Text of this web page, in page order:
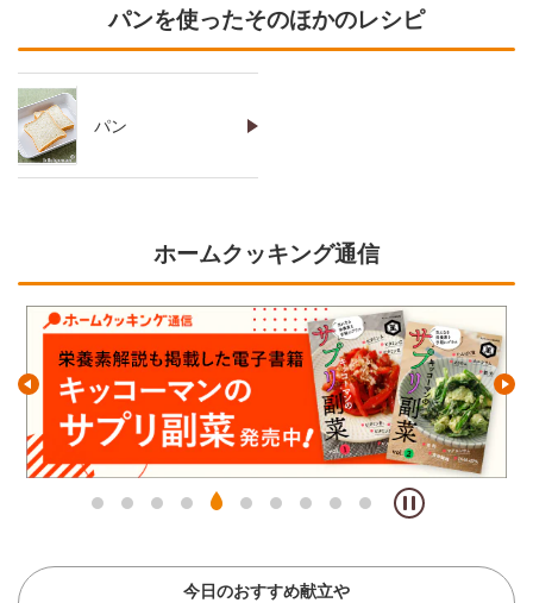
パンを使ったそのほかのレシピ
パン
ホームクッキング通信
今日のおすすめ献立や